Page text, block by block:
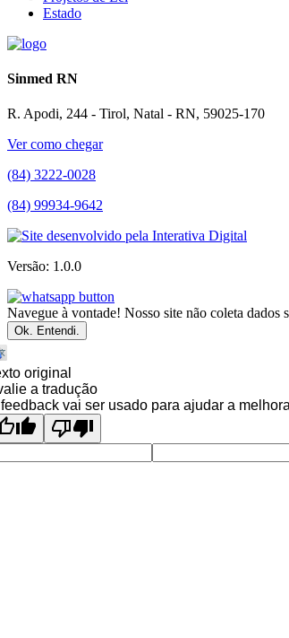
Estado
Sinmed RN
R. Apodi, 244 - Tirol, Natal - RN, 59025-170
Ver como chegar
(84) 3222-0028
(84) 99934-9642
Versão: 1.0.0
Navegue à vontade! Nosso site não coleta dados
Ok. Entendi.
original
a tradução
vai ser usado para ajudar a